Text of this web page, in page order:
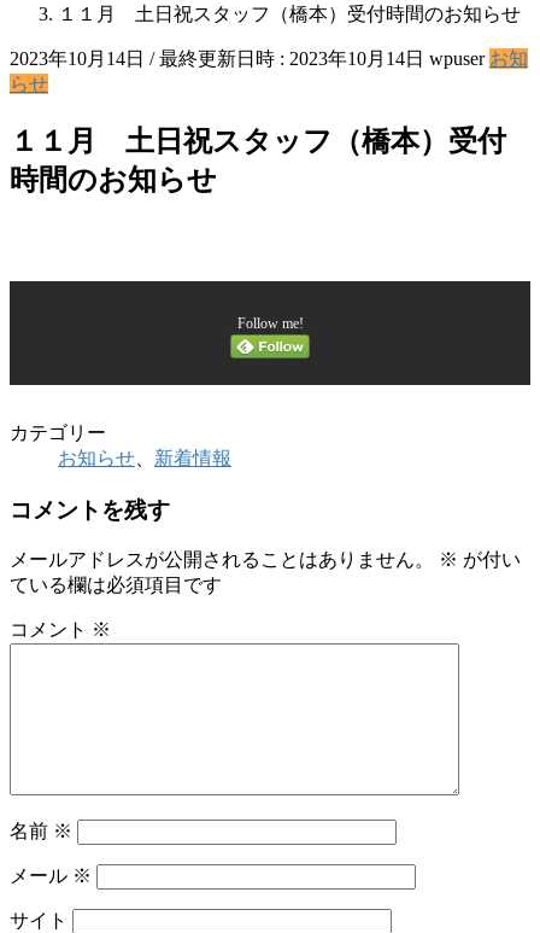
１１月 土日祝スタッフ（橋本）受付時間のお知らせ
2023年10月14日 / 最終更新日時 : 2023年10月14日 wpuser お知
らせ
１１月 土日祝スタッフ（橋本）受付
時間のお知らせ
Follow me!
カテゴリー
お知らせ
新着情報
コメントを残す
メールアドレスが公開されることはありません。 ※ が付い
ている欄は必須項目です
コメント ※
名前 ※
メール ※
サイト